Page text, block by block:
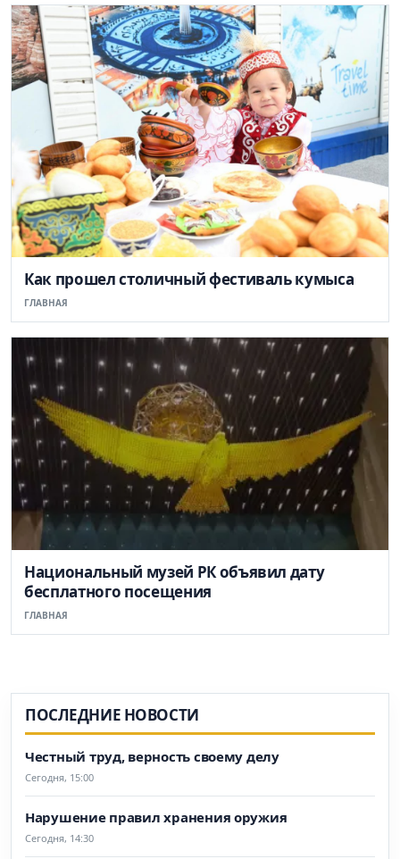
Как прошел столичный фестиваль кумыса
ГЛАВНАЯ
Национальный музей РК объявил дату
бесплатного посещения
ГЛАВНАЯ
ПОСЛЕДНИЕ НОВОСТИ
Честный труд, верность своему делу
Сегодня, 15:00
Нарушение правил хранения оружия
Сегодня, 14:30